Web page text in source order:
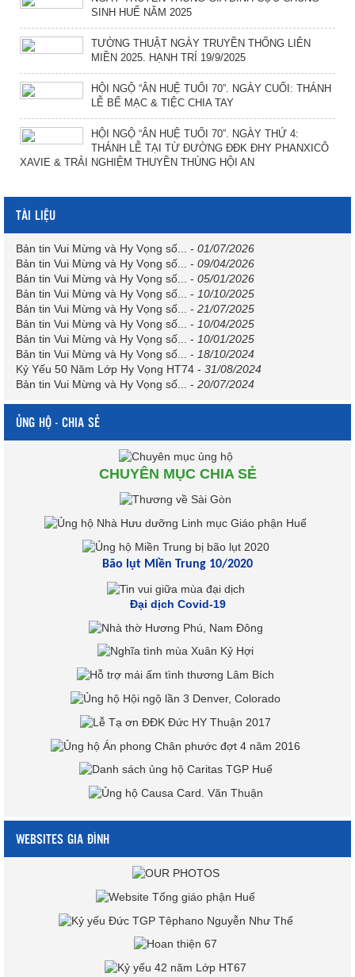
SINH HUẾ NĂM 2025
TƯỜNG THUẬT NGÀY TRUYỀN THỐNG LIÊN
MIỀN 2025. HẠNH TRÍ 19/9/2025
HỘI NGỘ “ÂN HUỆ TUỔI 70”. NGÀY CUỐI: THÁNH
LỄ BẾ MẠC & TIỆC CHIA TAY
HỘI NGỘ “ÂN HUỆ TUỔI 70”. NGÀY THỨ 4:
THÁNH LỄ TẠI TỪ ĐƯỜNG ĐĐK ĐHY PHANXICÔ
XAVIE & TRẢI NGHIỆM THUYỀN THÚNG HỘI AN
TÀI LIỆU
Bản tin Vui Mừng và Hy Vọng số... - 01/07/2026
Bản tin Vui Mừng và Hy Vọng số...
- 09/04/2026
Bản tin Vui Mừng và Hy Vọng số...
- 05/01/2026
Bản tin Vui Mừng và Hy Vọng số...
- 10/10/2025
Bản tin Vui Mừng và Hy Vọng số...
- 21/07/2025
Bản tin Vui Mừng và Hy Vọng số...
- 10/04/2025
Bản tin Vui Mừng và Hy Vọng số...
- 10/01/2025
Bản tin Vui Mừng và Hy Vọng số...
- 18/10/2024
Kỷ Yếu 50 Năm Lớp Hy Vọng HT74 - 31/08/2024
Bản tin Vui Mừng và Hy Vọng số...
- 20/07/2024
ỦNG HỘ - CHIA SẺ
CHUYÊN MỤC CHIA SẺ
Bão lụt Miền Trung 10/2020
Đại dịch Covid-19
WEBSITES GIA ĐÌNH